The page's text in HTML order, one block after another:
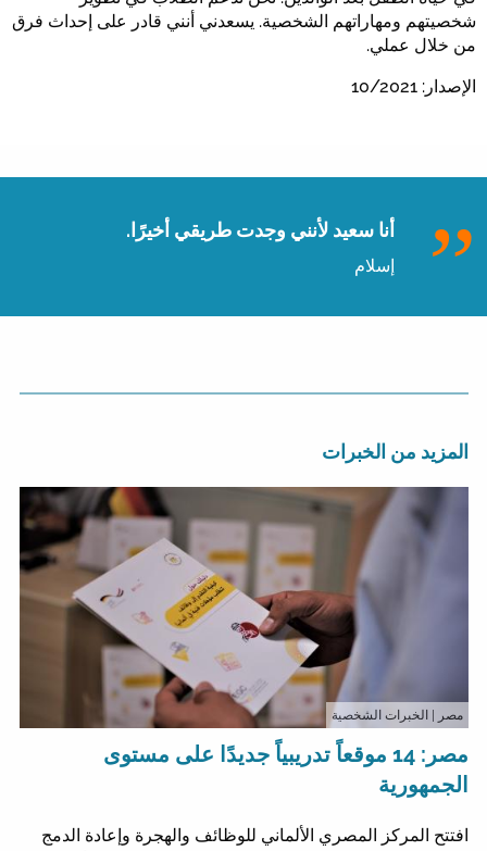
شخصيتهم ومهاراتهم الشخصية. يسعدني أنني قادر على إحداث فرق
من خلال عملي.
الإصدار: 10/2021
أنا سعيد لأنني وجدت طريقي أخيرًا.
إسلام
المزيد من الخبرات
مصر | الخبرات الشخصية
مصر: 14 موقعاً تدريبياً جديدًا على مستوى
الجمهورية
افتتح المركز المصري الألماني للوظائف والهجرة وإعادة الدمج